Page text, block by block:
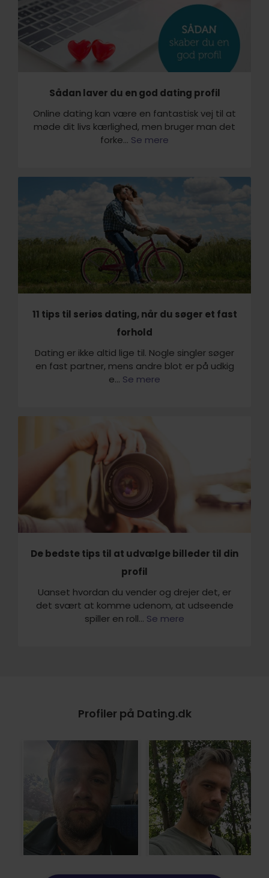
Sådan laver du en god dating profil
Online dating kan være en fantastisk vej til at
møde dit livs kærlighed, men bruger man det
forke... Se mere
11 tips til seriøs dating, når du søger et fast
forhold
Dating er ikke altid lige til. Nogle singler søger
en fast partner, mens andre blot er på udkig
e... Se mere
De bedste tips til at udvælge billeder til din
profil
Uanset hvordan du vender og drejer det, er
det svært at komme udenom, at udseende
spiller en roll... Se mere
Profiler på Dating.dk